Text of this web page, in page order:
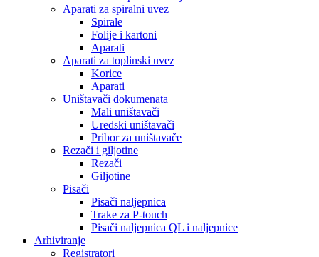
Aparati za spiralni uvez
Spirale
Folije i kartoni
Aparati
Aparati za toplinski uvez
Korice
Aparati
Uništavači dokumenata
Mali uništavači
Uredski uništavači
Pribor za uništavače
Rezači i giljotine
Rezači
Giljotine
Pisači
Pisači naljepnica
Trake za P-touch
Pisači naljepnica QL i naljepnice
Arhiviranje
Registratori